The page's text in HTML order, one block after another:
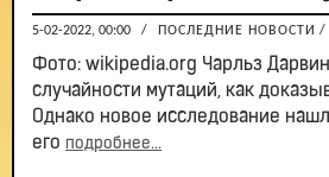
5-02-2022, 00:00 / ПОСЛЕДНИЕ НОВОСТИ /
Фото: wikipedia.org Чарльз
случайности мутаций, как
Однако новое исследование
его подробнее...